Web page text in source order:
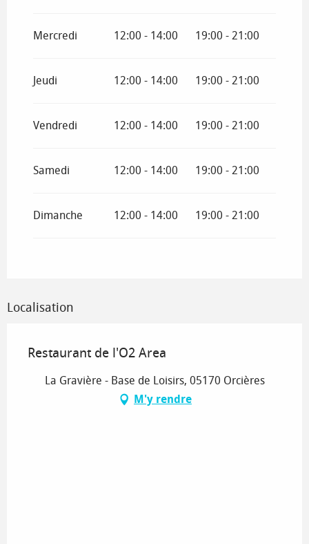
Mercredi 12:00 - 14:00 19:00 - 21:00
Jeudi 12:00 - 14:00 19:00 - 21:00
Vendredi 12:00 - 14:00 19:00 - 21:00
Samedi 12:00 - 14:00 19:00 - 21:00
Dimanche 12:00 - 14:00 19:00 - 21:00
Localisation
Restaurant de l'O2 Area
La Gravière - Base de Loisirs, 05170 Orcières
M'y rendre